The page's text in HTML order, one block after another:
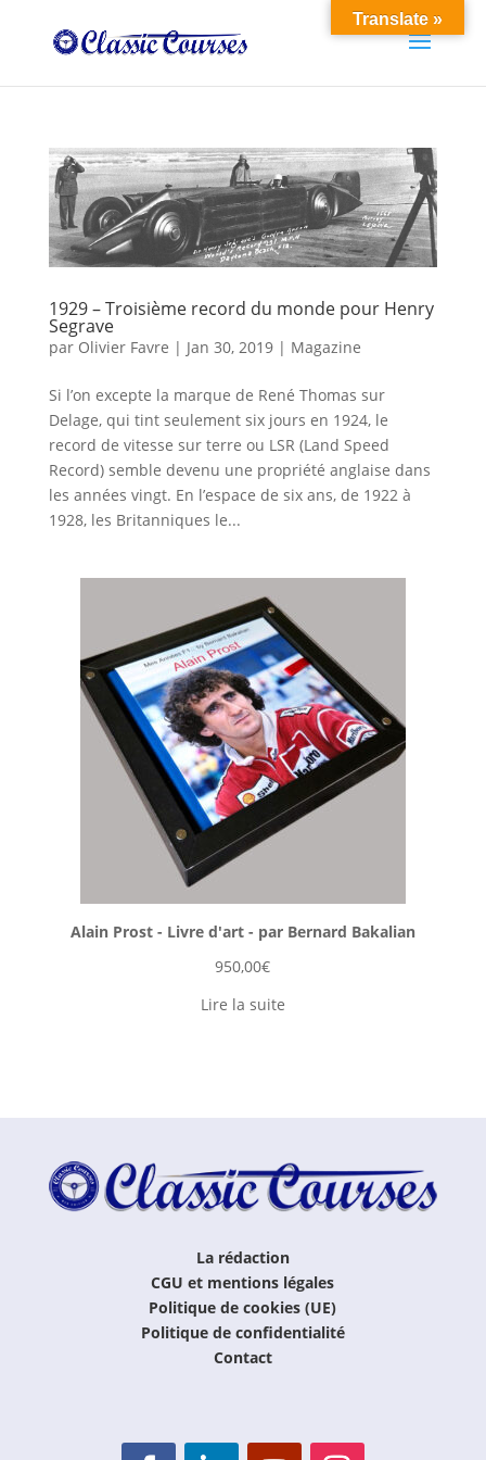
1929 – Troisième record du monde pour Henry
Segrave
par Olivier Favre | Jan 30, 2019| Magazine
Si l’on excepte la marque de René Thomas sur
Delage, qui tint seulement six jours en 1924, le
record de vitesse sur terre ou LSR (Land Speed
Record) semble devenu une propriété anglaise dans
les années vingt. En l’espace de six ans, de 1922 à
1928, les Britanniques le...
Alain Prost - Livre d'art - par Bernard Bakalian
950,00€
Lire la suite
La rédaction
CGU et mentions légales
Politique de cookies (UE)
Politique de confidentialité
Contact
Translate »